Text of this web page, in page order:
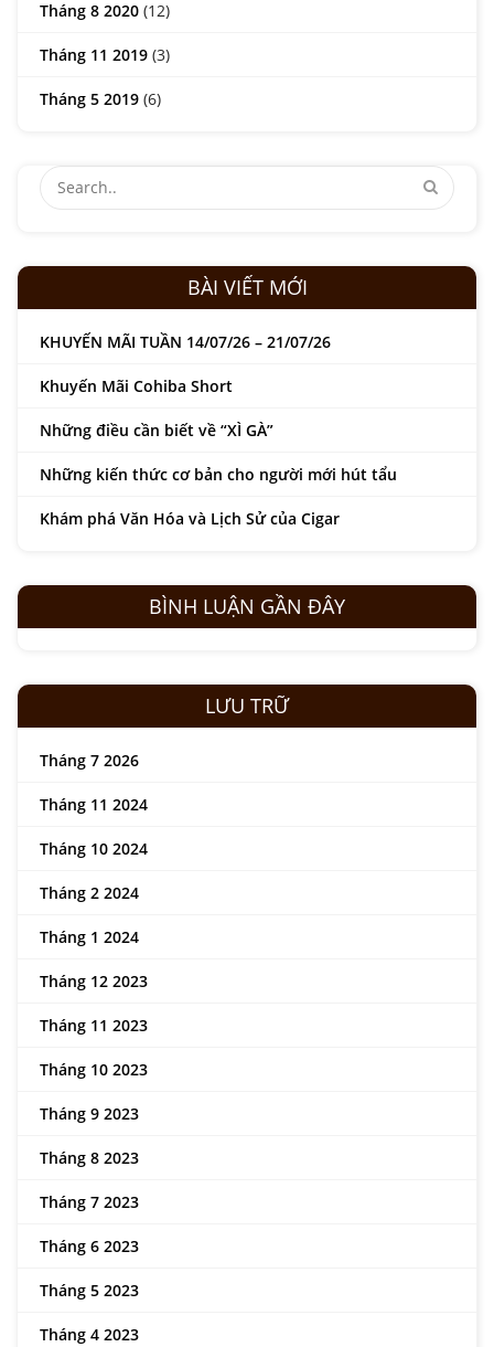
Tháng 8 2020 (12)
Tháng 11 2019 (3)
Tháng 5 2019 (6)
BÀI VIẾT MỚI
KHUYẾN MÃI TUẦN 14/07/26 – 21/07/26
Khuyến Mãi Cohiba Short
Những điều cần biết về “XÌ GÀ”
Những kiến thức cơ bản cho người mới hút tẩu
Khám phá Văn Hóa và Lịch Sử của Cigar
BÌNH LUẬN GẦN ĐÂY
LƯU TRỮ
Tháng 7 2026
Tháng 11 2024
Tháng 10 2024
Tháng 2 2024
Tháng 1 2024
Tháng 12 2023
Tháng 11 2023
Tháng 10 2023
Tháng 9 2023
Tháng 8 2023
Tháng 7 2023
Tháng 6 2023
Tháng 5 2023
Tháng 4 2023